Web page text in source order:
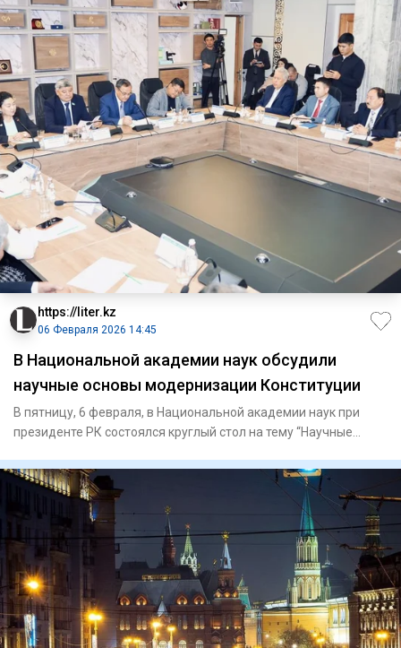
https://liter.kz
06 Февраля 2026 14:45
В Национальной академии наук обсудили
научные основы модернизации Конституции
В пятницу, 6 февраля, в Национальной академии наук при
президенте РК состоялся круглый стол на тему “Научные